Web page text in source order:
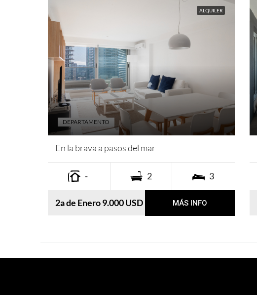
ALQUILER
En la brava a pasos del mar
- 2 3
DEPARTAMENTO
2a de Enero 9.000 USD MÁS INFO